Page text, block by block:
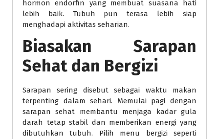
hormon endorfin yang membuat suasana hati
lebih baik. Tubuh pun terasa lebih siap
menghadapi aktivitas seharian.
Biasakan Sarapan
Sehat dan Bergizi
Sarapan sering disebut sebagai waktu makan
terpenting dalam sehari. Memulai pagi dengan
sarapan sehat membantu menjaga kadar gula
darah tetap stabil dan memberikan energi yang
dibutuhkan tubuh. Pilih menu bergizi seperti